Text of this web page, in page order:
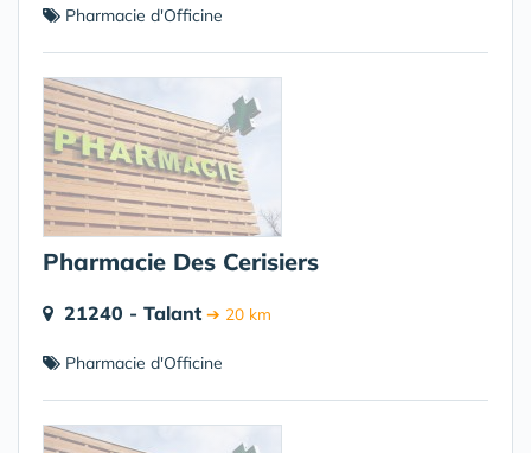
Pharmacie d'Officine
Pharmacie Des Cerisiers
21240 - Talant ➔ 20 km
Pharmacie d'Officine